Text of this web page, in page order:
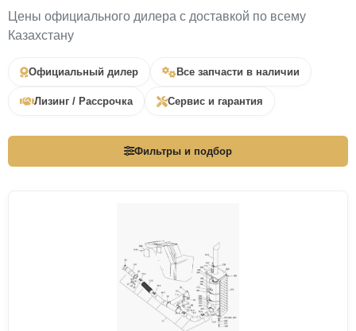
Цены официального дилера с доставкой по всему
Казахстану
Официальный дилер Все запчасти в наличии
Лизинг / Рассрочка Сервис и гарантия
Фильтры и подбор